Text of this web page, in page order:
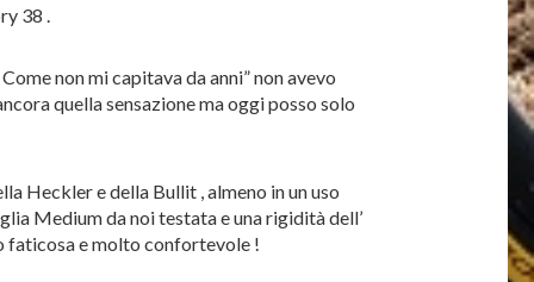
38 .
non mi capitava da anni” non avevo
quella sensazione ma oggi posso solo
Heckler e della Bullit , almeno in un uso
Medium da noi testata e una rigidità dell’
faticosa e molto confortevole !